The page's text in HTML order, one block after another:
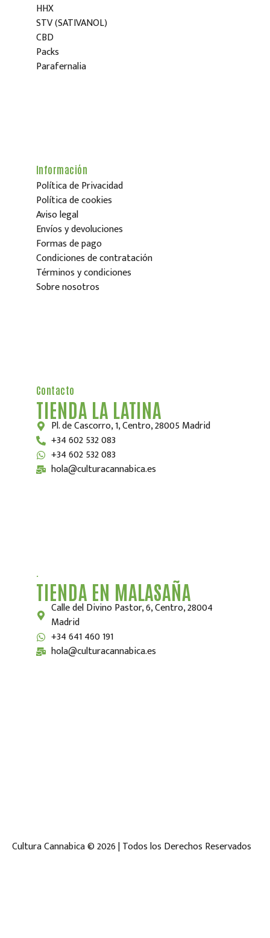
HHX
STV (SATIVANOL)
CBD
Packs
Parafernalia
Información
Política de Privacidad
Política de cookies
Aviso legal
Envíos y devoluciones
Formas de pago
Condiciones de contratación
Términos y condiciones
Sobre nosotros
Contacto
TIENDA LA LATINA
Pl. de Cascorro, 1, Centro, 28005 Madrid
+34 602 532 083
+34 602 532 083
hola@culturacannabica.es
TIENDA EN MALASAÑA
Calle del Divino Pastor, 6, Centro, 28004
Madrid
+34 641 460 191
hola@culturacannabica.es
Cultura Cannabica © 2026 | Todos los Derechos Reservados